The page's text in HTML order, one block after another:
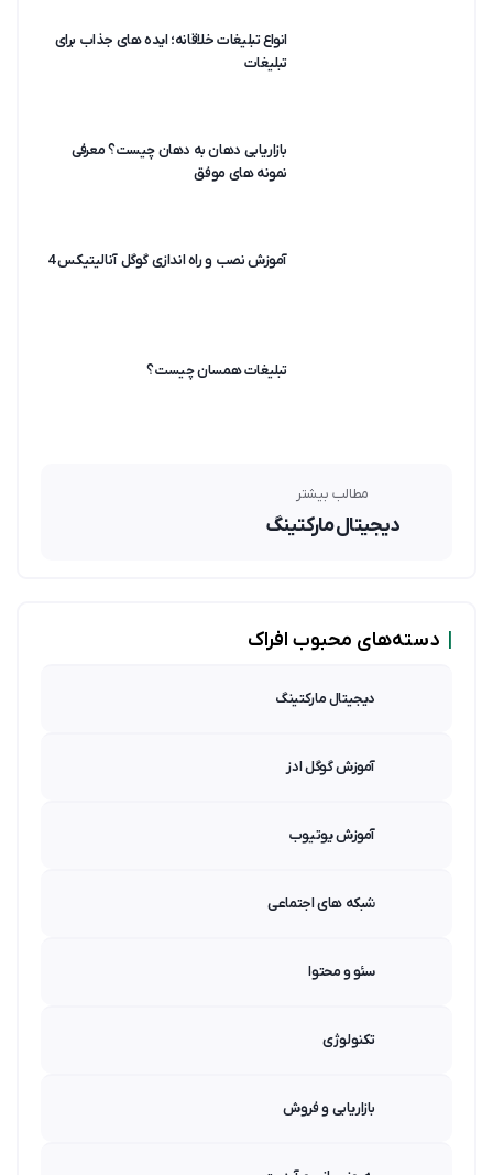
انواع تبلیغات خلاقانه؛ ایده های جذاب برای
تبلیغات
بازاریابی دهان به دهان چیست؟ معرفی
نمونه های موفق
آموزش نصب و راه اندازی گوگل آنالیتیکس 4
تبلیغات همسان چیست؟
مطالب بیشتر
دیجیتال مارکتینگ
دسته‌های محبوب افراک
دیجیتال مارکتینگ
آموزش گوگل ادز
آموزش یوتیوب
شبکه های اجتماعی
سئو و محتوا
تکنولوژی
بازاریابی و فروش